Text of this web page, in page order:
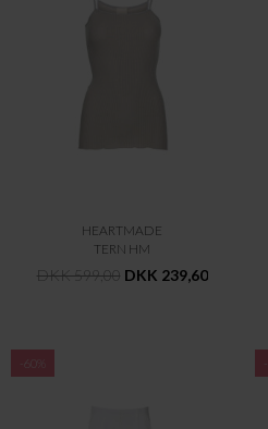
HEARTMADE
TERN HM
DKK 599,00 DKK 239,60
-60%